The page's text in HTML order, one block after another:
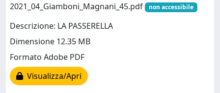
2021_04_Giamboni_Magnani_45.pdf non accessibile
Descrizione: LA PASSERELLA
Dimensione 12.35 MB
Formato Adobe PDF
Visualizza/Apri